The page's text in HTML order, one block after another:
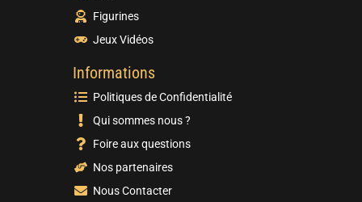
Figurines
Jeux Vidéos
Informations
Politiques de Confidentialité
Qui sommes nous ?
Foire aux questions
Nos partenaires
Nous Contacter